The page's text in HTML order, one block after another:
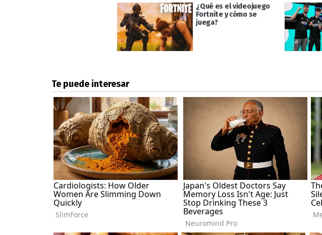
¿Qué es el videojuego
Fortnite y cómo se
juega?